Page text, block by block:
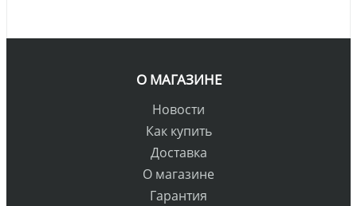
О МАГАЗИНЕ
Новости
Как купить
Доставка
О магазине
Гарантия